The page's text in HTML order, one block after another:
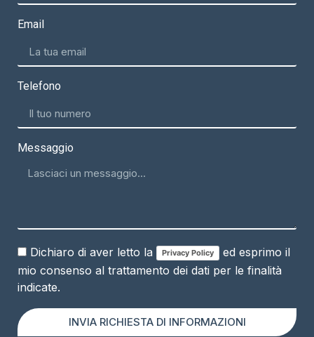
Email
Telefono
Messaggio
Dichiaro di aver letto la Privacy Policy
ed esprimo il
mio consenso al trattamento dei dati per le finalità
indicate.
INVIA RICHIESTA DI INFORMAZIONI